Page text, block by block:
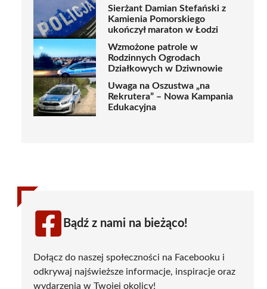
Sierżant Damian Stefański z
Kamienia Pomorskiego
ukończył maraton w Łodzi
Wzmożone patrole w
Rodzinnych Ogrodach
Działkowych w Dziwnowie
Uwaga na Oszustwa „na
Rekrutera” – Nowa Kampania
Edukacyjna
Bądź z nami na bieżąco!
Dołącz do naszej społeczności na Facebooku i
odkrywaj najświeższe informacje, inspiracje oraz
wydarzenia w Twojej okolicy!